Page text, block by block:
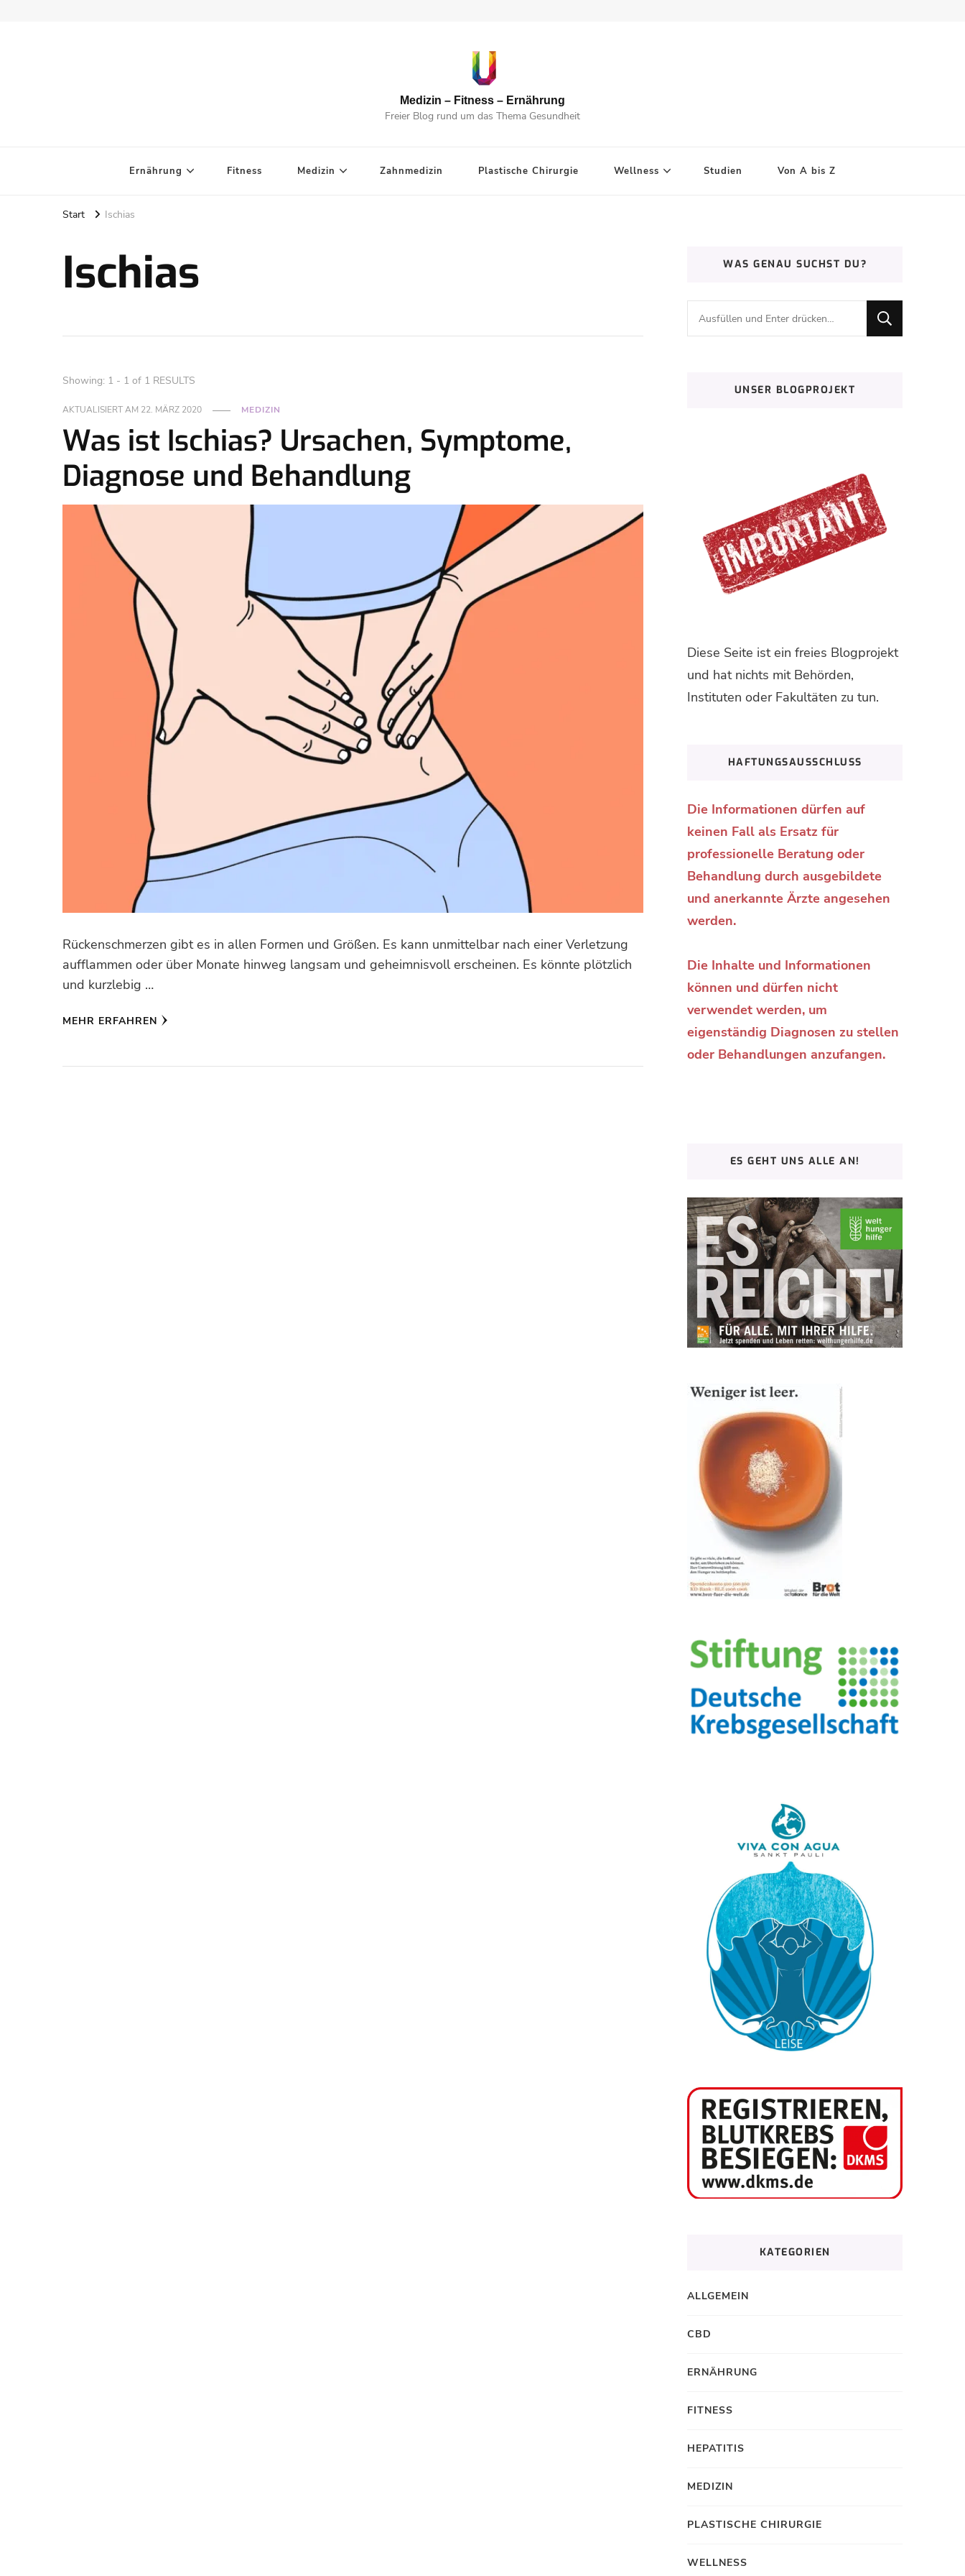
Medizin – Fitness – Ernährung
Freier Blog rund um das Thema Gesundheit
Ernährung Fitness Medizin Zahnmedizin Plastische Chirurgie Wellness Studien Von A bis Z
Start Ischias
Ischias
Showing: 1 - 1 of 1 RESULTS
AKTUALISIERT AM 22. MÄRZ 2020 MEDIZIN
Was ist Ischias? Ursachen, Symptome,
Diagnose und Behandlung
Rückenschmerzen gibt es in allen Formen und Größen. Es kann unmittelbar nach einer Verletzung
aufflammen oder über Monate hinweg langsam und geheimnisvoll erscheinen. Es könnte plötzlich
und kurzlebig …
MEHR ERFAHREN
WAS GENAU SUCHST DU?
Suchst
du
UNSER BLOGPROJEKT
Diese Seite ist ein freies Blogprojekt
und hat nichts mit Behörden,
Instituten oder Fakultäten zu tun.
HAFTUNGSAUSSCHLUSS
Die Informationen dürfen auf
keinen Fall als Ersatz für
professionelle Beratung oder
Behandlung durch ausgebildete
und anerkannte Ärzte angesehen
werden.
Die Inhalte und Informationen
können und dürfen nicht
verwendet werden, um
eigenständig Diagnosen zu stellen
oder Behandlungen anzufangen.
ES GEHT UNS ALLE AN!
KATEGORIEN
ALLGEMEIN
CBD
ERNÄHRUNG
FITNESS
HEPATITIS
MEDIZIN
PLASTISCHE CHIRURGIE
WELLNESS